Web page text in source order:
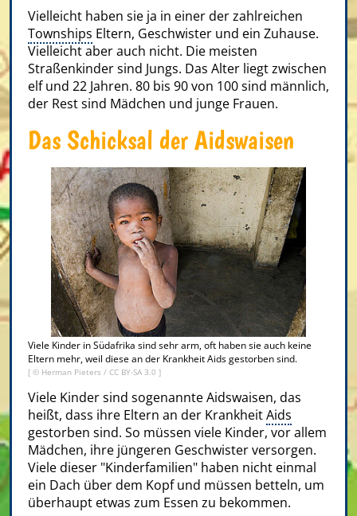
Vielleicht haben sie ja in einer der zahlreichen
Townships Eltern, Geschwister und ein Zuhause.
Vielleicht aber auch nicht. Die meisten
Straßenkinder sind Jungs. Das Alter liegt zwischen
elf und 22 Jahren. 80 bis 90 von 100 sind männlich,
der Rest sind Mädchen und junge Frauen.
Das Schicksal der Aidswaisen
Viele Kinder in Südafrika sind sehr arm, oft haben sie auch keine
Eltern mehr, weil diese an der Krankheit Aids gestorben sind.
[ © Herman Pieters / CC BY-SA 3.0 ]
Viele Kinder sind sogenannte Aidswaisen, das
heißt, dass ihre Eltern an der KrankheitAids
gestorben sind. So müssen viele Kinder, vor allem
Mädchen, ihre jüngeren Geschwister versorgen.
Viele dieser "Kinderfamilien" haben nicht einmal
ein Dach über dem Kopf und müssen betteln, um
überhaupt etwas zum Essen zu bekommen.